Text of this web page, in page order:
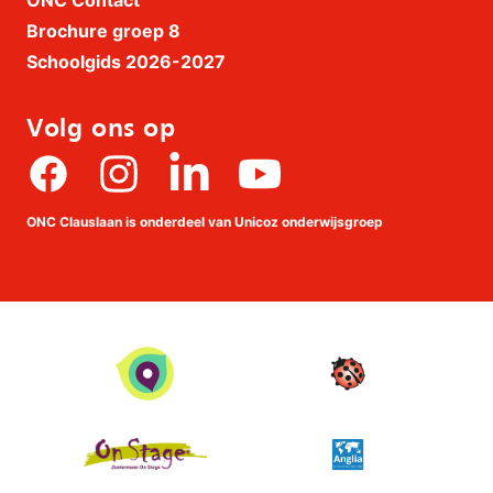
Brochure groep 8
Schoolgids 2026-2027
Volg ons op
FacebookInstagramlinkedinYoutube
ONC Clauslaan is onderdeel van Unicoz onderwijsgroep